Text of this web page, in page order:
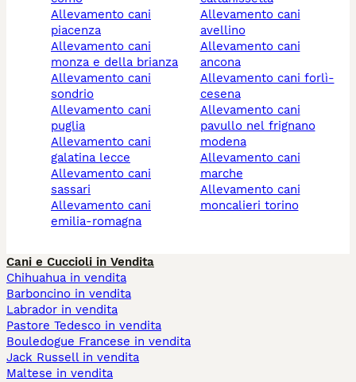
allevamento cani
piacenza
allevamento cani
monza e della brianza
allevamento cani
sondrio
allevamento cani
puglia
allevamento cani
galatina lecce
allevamento cani
sassari
allevamento cani
emilia-romagna
allevamento cani
avellino
allevamento cani
ancona
allevamento cani forlì-
cesena
allevamento cani
pavullo nel frignano
modena
allevamento cani
marche
allevamento cani
moncalieri torino
Cani e Cuccioli in Vendita
Chihuahua in vendita
Barboncino in vendita
Labrador in vendita
Pastore Tedesco in vendita
Bouledogue Francese in vendita
Jack Russell in vendita
Maltese in vendita